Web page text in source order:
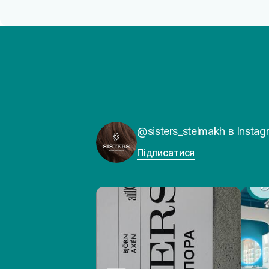
@sisters_stelmakh в
Підписатися